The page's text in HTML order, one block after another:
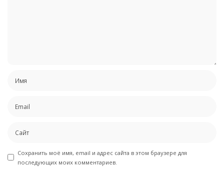
Сохранить моё имя, email и адрес сайта в этом браузере для
последующих моих комментариев.